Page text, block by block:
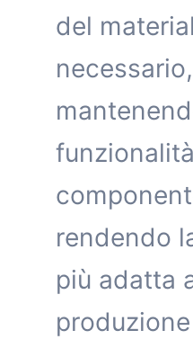
del
necessario,
rendendo
più adatta